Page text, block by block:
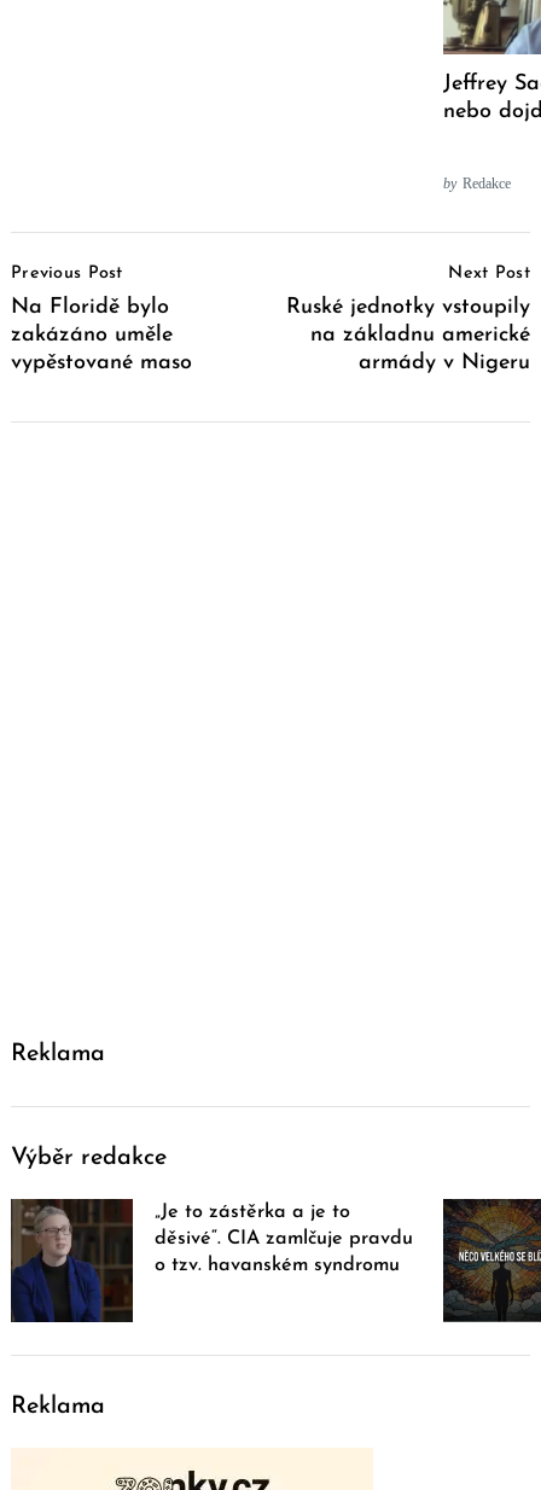
Jeffrey
nebo
by Redakce
Navigation
Previous Post
Na Floridě bylo
zakázáno uměle
vypěstované maso
Next Post
Ruské jednotky vstoupily
na základnu americké
armády v Nigeru
Reklama
Výběr redakce
„Je to zástěrka a je to
děsivé“. CIA zamlčuje pravdu
o tzv. havanském syndromu
Reklama